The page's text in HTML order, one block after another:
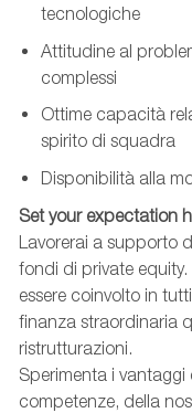
tecnologiche
Attitudine al
complessi
Ottime capacità
spirito di squadra
Disponibilità alla
Set your expectation
Lavorerai a supporto
fondi di private
essere coinvolto in
finanza straordinaria
ristrutturazioni.
Sperimenta i
competenze, della